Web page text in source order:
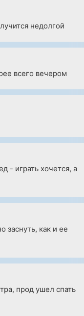
недолгой
всего вечером
- играть хочется, а
заснуть, как и ее
прод ушел спать